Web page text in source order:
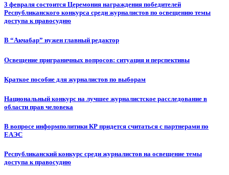
3 февраля состоится Церемония награждения победителей
Республиканского конкурса среди журналистов по освещению темы
доступа к правосудию
В “Акчабар” нужен главный редактор
Освещение приграничных вопросов: ситуация и перспективы
Краткое пособие для журналистов по выборам
Национальный конкурс на лучшее журналистское расследование в
области прав человека
В вопросе информполитики КР придется считаться с партнерами по
ЕАЭС
Республиканский конкурс среди журналистов на освещение темы
доступа к правосудию